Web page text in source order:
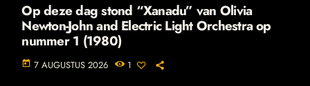
Op deze dag stond “Xanadu” van Olivia
Newton-John and Electric Light Orchestra op
nummer 1 (1980)
today 7 AUGUSTUS 2026 1